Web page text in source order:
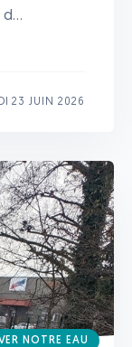
23 JUIN 2026
NOTRE EAU